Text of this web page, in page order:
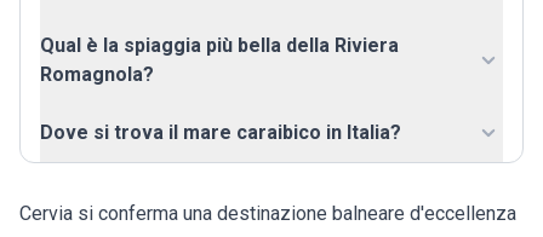
Qual è la spiaggia più bella della Riviera
Romagnola?
Dove si trova il mare caraibico in Italia?
Cervia si conferma una destinazione balneare d'eccellenza